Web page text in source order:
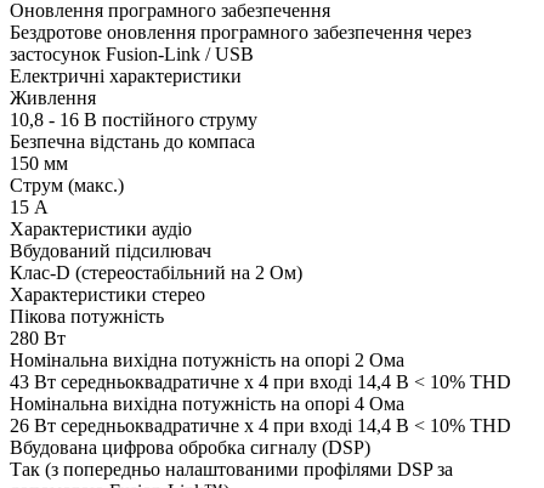
Оновлення програмного забезпечення
Бездротове оновлення програмного забезпечення через
застосунок Fusion-Link / USB
Електричні характеристики
Живлення
10,8 - 16 В постійного струму
Безпечна відстань до компаса
150 мм
Струм (макс.)
15 А
Характеристики аудіо
Вбудований підсилювач
Клас-D (стереостабільний на 2 Ом)
Характеристики стерео
Пікова потужність
280 Вт
Номінальна вихідна потужність на опорі 2 Ома
43 Вт середньоквадратичне x 4 при вході 14,4 В < 10% THD
Номінальна вихідна потужність на опорі 4 Ома
26 Вт середньоквадратичне x 4 при вході 14,4 В < 10% THD
Вбудована цифрова обробка сигналу (DSP)
Так (з попередньо налаштованими профілями DSP за